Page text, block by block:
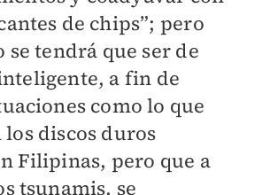
de chips”; pero
se tendrá que ser de
a fin de
como lo que
los discos duros
Filipinas, pero que a
tsunamis, se